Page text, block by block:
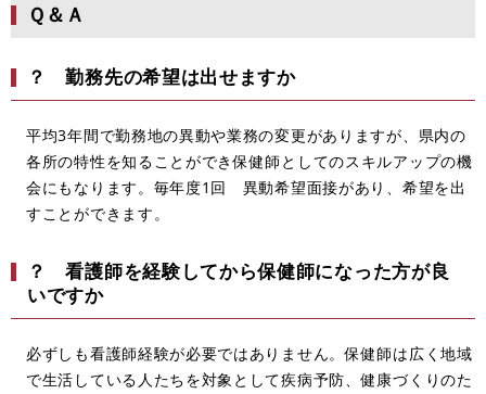
Ｑ＆Ａ
？ 勤務先の希望は出せますか
平均3年間で勤務地の異動や業務の変更がありますが、県内の
各所の特性を知ることができ保健師としてのスキルアップの機
会にもなります。毎年度1回 異動希望面接があり、希望を出
すことができます。
？ 看護師を経験してから保健師になった方が良
いですか
必ずしも看護師経験が必要ではありません。保健師は広く地域
で生活している人たちを対象として疾病予防、健康づくりのた